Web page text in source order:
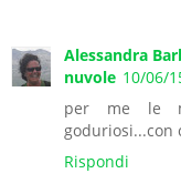
Alessandra
nuvole 10/06/
per me le
goduriosi...con
Rispondi